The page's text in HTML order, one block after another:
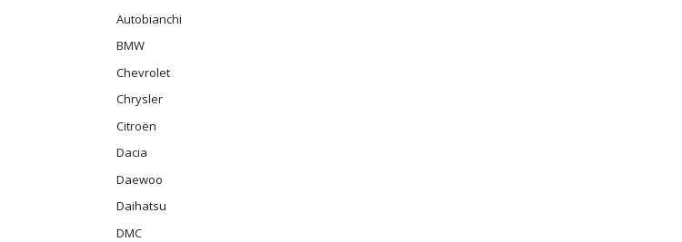
Autobianchi
BMW
Chevrolet
Chrysler
Citroën
Dacia
Daewoo
Daihatsu
DMC